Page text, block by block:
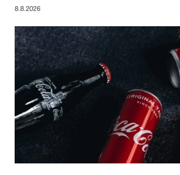
8.8.2026